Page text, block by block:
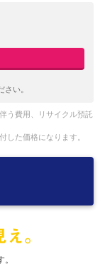
さい。
う費用、リサイクル預託
した価格になります。